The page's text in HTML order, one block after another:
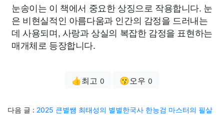
눈송이는 이 책에서 중요한 상징으로 작용합니다. 눈
은 비현실적인 아름다움과 인간의 감정을 드러내는
데 사용되며, 사랑과 상실의 복잡한 감정을 표현하는
매개체로 등장합니다.
👍최고 0 😗오우 0
다음 글 : 2025 큰별쌤 최태성의 별별한국사 한능검 마스터의 필살